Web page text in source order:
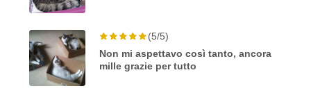
(5/5)
Non mi aspettavo così tanto, ancora
mille grazie per tutto